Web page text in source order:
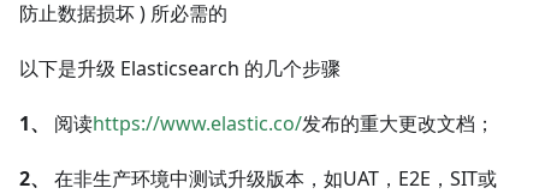
防止数据损坏 ) 所必需的
以下是升级 Elasticsearch 的几个步骤
1、 阅读https://www.elastic.co/发布的重大更改文档；
2、
在非生产环境中测试升级版本，如UAT，E2E，SIT或